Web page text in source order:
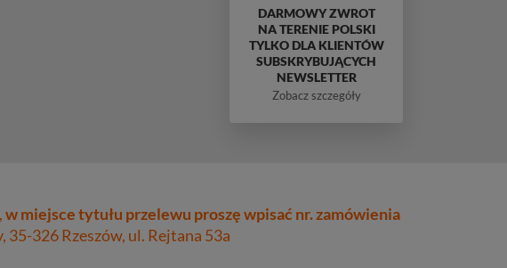
DARMOWY ZWROT
NA TERENIE POLSKI
TYLKO DLA KLIENTÓW
SUBSKRYBUJĄCYCH
NEWSLETTER
Zobacz szczegóły
w miejsce tytułu przelewu proszę wpisać nr. zamówienia
35-326 Rzeszów, ul. Rejtana 53a